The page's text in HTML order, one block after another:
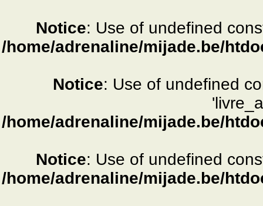
Notice: Use of undefined
/home/adrenaline/mijade.be/
Notice: Use of undefined
/home/adrenaline/mijade.be/
Notice: Use of undefined
/home/adrenaline/mijade.be/